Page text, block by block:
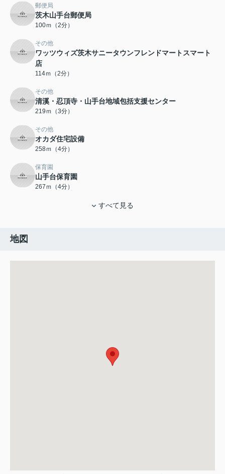
郵便局
茨木山手台郵便局
100ｍ（2分）
その他
ワッツウィズ茨木サニータウンフレンドマートスマート
店
114ｍ（2分）
その他
清溪・忍頂寺・山手台地域包括支援センター
219ｍ（3分）
その他
オカダ住宅設備
258ｍ（4分）
保育園
山手台保育園
267ｍ（4分）
すべて見る
地図